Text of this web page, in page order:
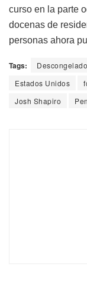
curso en la parte
docenas de
personas ahora
Tags:
Estados Unidos
Josh Shapiro